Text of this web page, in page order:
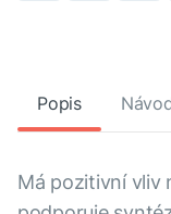
Popis
Má pozitivní vliv